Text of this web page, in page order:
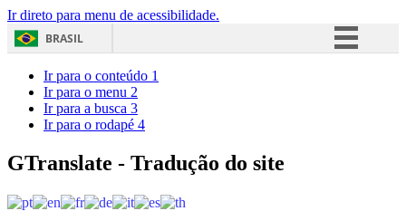
Ir direto para menu de acessibilidade.
BRASIL
Acesso à informação
Ir para o conteúdo 1
Ir para o menu 2
Ir para a busca 3
Ir para o rodapé 4
GTranslate - Tradução do site